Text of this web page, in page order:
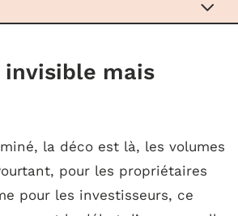
invisible mais
la déco est là, les volumes
pour les propriétaires
pour les investisseurs, ce